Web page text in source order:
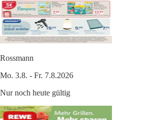
Rossmann
Mo. 3.8. - Fr. 7.8.2026
Nur noch heute gültig